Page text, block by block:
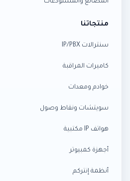
المصانع والمستودعات
منتجاتنا
سنترالات IP/PBX
كاميرات المراقبة
خوادم ومعدات
سويتشات ونقاط وصول
هواتف IP مكتبية
أجهزة كمبيوتر
أنظمة إنتركم